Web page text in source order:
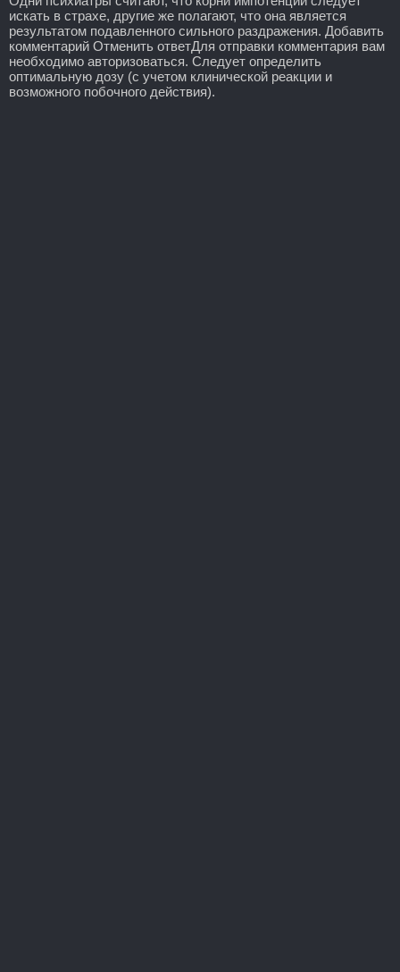
искать в страхе, другие же полагают, что она является
результатом подавленного сильного раздражения. Добавить
комментарий Отменить ответДля отправки комментария вам
необходимо авторизоваться. Следует определить
оптимальную дозу (с учетом клинической реакции и
возможного побочного действия).